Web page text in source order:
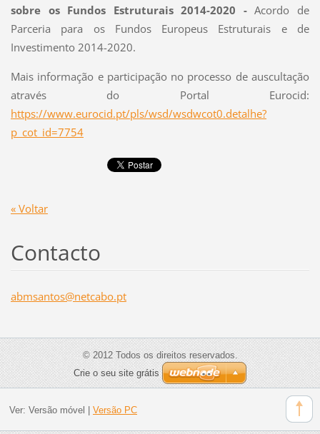
sobre os Fundos Estruturais 2014-2020 -Acordo de
Parceria para os Fundos Europeus Estruturais e de
Investimento 2014-2020.
Mais informação e participação no processo de auscultação
através do Portal Eurocid:
https://www.eurocid.pt/pls/wsd/wsdwcot0.detalhe?
p_cot_id=7754
« Voltar
Contacto
abmsantos@netcabo.pt
© 2012 Todos os direitos reservados.
Crie o seu site grátis
Ver: Versão móvel Versão PC